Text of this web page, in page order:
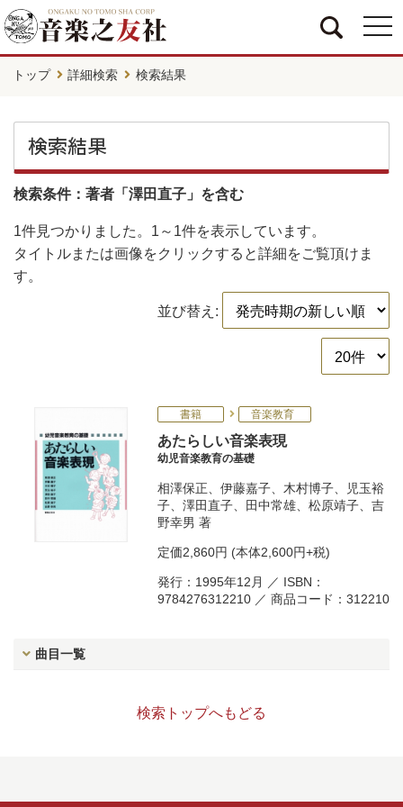
トップ 詳細検索 検索結果
検索結果
検索条件：著者「澤田直子」を含む
1件見つかりました。 1～1件を表示しています。
タイトルまたは画像をクリックすると詳細をご覧頂けま
す。
並び替え:
書籍 音楽教育
あたらしい音楽表現
幼児音楽教育の基礎
相澤保正 伊藤嘉子 木村博子
児玉裕
子
澤田直子 田中常雄 松原靖子
吉
野幸男 著
定価2,860円 (本体2,600円+税)
発行：1995年12月 ／ ISBN：
9784276312210 ／ 商品コード：312210
曲目一覧
検索トップへもどる